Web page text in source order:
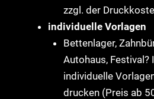
zzgl. der
individuelle Vorlagen
Bettenlager,
Autohaus, Festival?
individuelle
drucken (Preis ab